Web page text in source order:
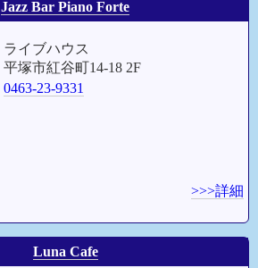
Jazz Bar Piano Forte
ライブハウス
平塚市紅谷町14-18 2F
0463-23-9331
>>>詳細
Luna Cafe